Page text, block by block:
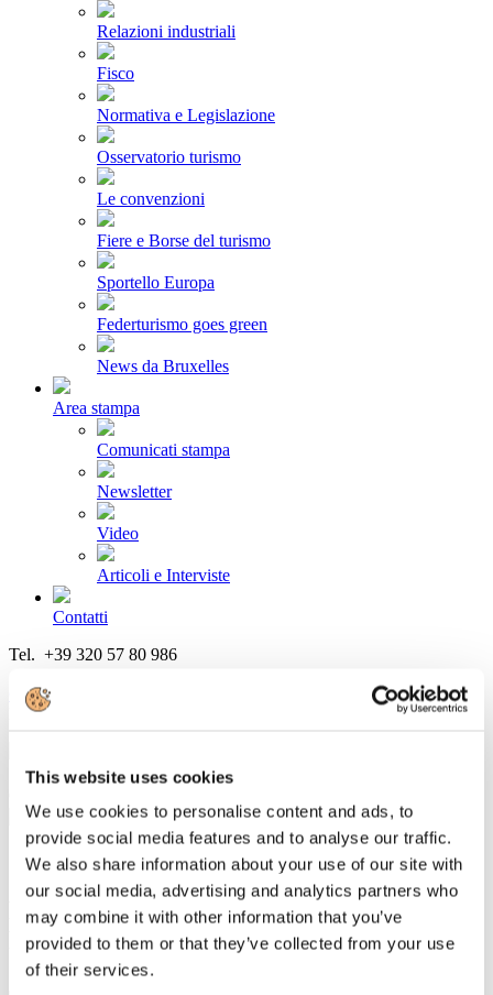
This website uses cookies
We use cookies to personalise content and ads, to
provide social media features and to analyse our traffic.
We also share information about your use of our site with
our social media, advertising and analytics partners who
may combine it with other information that you’ve
provided to them or that they’ve collected from your use
of their services.
Relazioni industriali
Fisco
Normativa e Legislazione
Osservatorio turismo
Le convenzioni
Fiere e Borse del turismo
Sportello Europa
Federturismo goes green
News da Bruxelles
Area stampa
Comunicati stampa
Newsletter
Video
Articoli e Interviste
Contatti
Tel. +39 320 57 80 986
Come aderire
Login
Federturismo in Audizione al Senato sul
Recovery Plan